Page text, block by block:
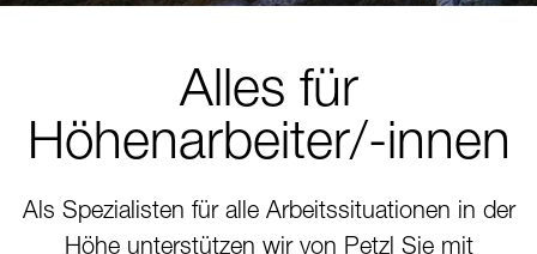
Alles für
Höhenarbeiter/-innen
Als Spezialisten für alle Arbeitssituationen in der
Höhe unterstützen wir von Petzl Sie mit